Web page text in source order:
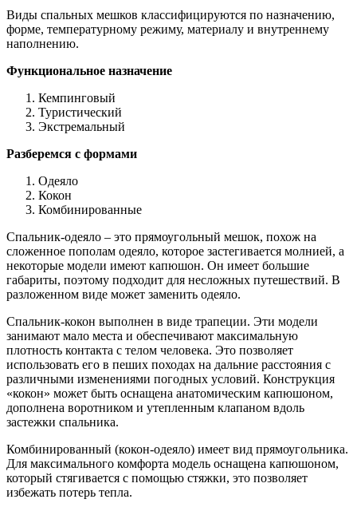
Виды спальных мешков классифицируются по назначению,
форме, температурному режиму, материалу и внутреннему
наполнению.
Функциональное назначение
Кемпинговый
Туристический
Экстремальный
Разберемся с формами
Одеяло
Кокон
Комбинированные
Спальник-одеяло – это прямоугольный мешок, похож на
сложенное пополам одеяло, которое застегивается молнией, а
некоторые модели имеют капюшон. Он имеет большие
габариты, поэтому подходит для несложных путешествий. В
разложенном виде может заменить одеяло.
Спальник-кокон выполнен в виде трапеции. Эти модели
занимают мало места и обеспечивают максимальную
плотность контакта с телом человека. Это позволяет
использовать его в пеших походах на дальние расстояния с
различными изменениями погодных условий. Конструкция
«кокон» может быть оснащена анатомическим капюшоном,
дополнена воротником и утепленным клапаном вдоль
застежки спальника.
Комбинированный (кокон-одеяло) имеет вид прямоугольника.
Для максимального комфорта модель оснащена капюшоном,
который стягивается с помощью стяжки, это позволяет
избежать потерь тепла.